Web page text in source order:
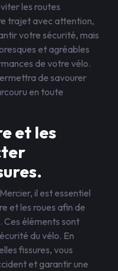
les routes
trajet avec attention,
votre sécurité, mais
et agréables
de votre vélo.
de savourer
en toute
et les
il est essentiel
et les roues afin de
éléments sont
du vélo. En
fissures, vous
et garantir une